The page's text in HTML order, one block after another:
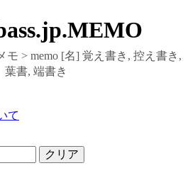
モ > memo [名] 覚え書き, 控え書き,
葉書, 端書き
て
クリア